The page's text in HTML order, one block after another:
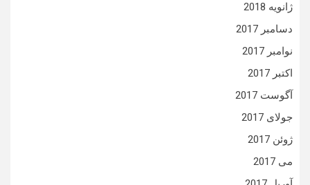
ژانویه 2018
دسامبر 2017
نوامبر 2017
اکتبر 2017
آگوست 2017
جولای 2017
ژوئن 2017
می 2017